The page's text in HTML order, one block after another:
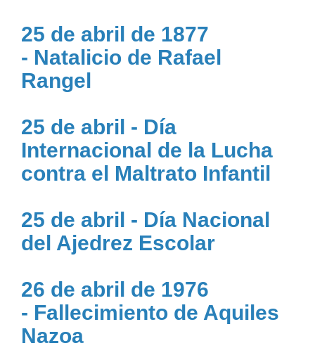
25 de abril de 1877
- Natalicio de Rafael
Rangel
25 de abril - Día
Internacional de la Lucha
contra el Maltrato Infantil
25 de abril - Día Nacional
del Ajedrez Escolar
26 de abril de 1976
- Fallecimiento de Aquiles
Nazoa